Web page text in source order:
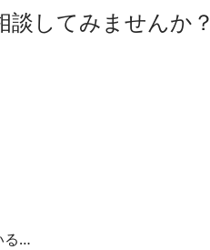
してみませんか？
る…